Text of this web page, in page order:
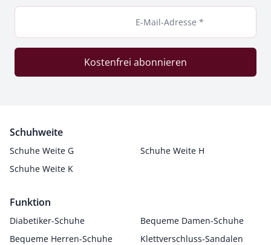
E-Mail-Adresse *
Kostenfrei abonnieren
Schuhweite
Schuhe Weite G
Schuhe Weite H
Schuhe Weite K
Funktion
Diabetiker-Schuhe
Bequeme Damen-Schuhe
Bequeme Herren-Schuhe
Klettverschluss-Sandalen